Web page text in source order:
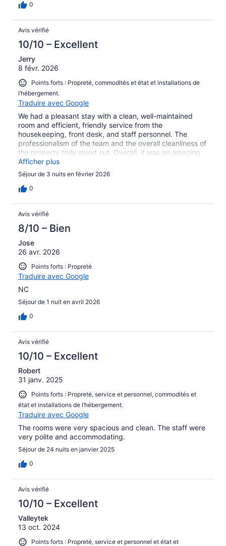
0
Avis vérifié
10/10 – Excellent
Jerry
8 févr. 2026
Points forts : Propreté, commodités et état et installations de
l’hébergement.
Traduire avec Google
We had a pleasant stay with a clean, well-maintained
room and efficient, friendly service from the
housekeeping, front desk, and staff personnel. The
professionalism of the team and the overall cleanliness of
the property truly stood out. Overall, it was an amazing
experience. The location is excellent, with easy access to
restaurants and a shopping mall. I would definitely love
to stay here again on my next visit.
Afficher plus
Séjour de 3 nuits en février 2026
0
Avis vérifié
8/10 – Bien
Jose
26 avr. 2026
Points forts : Propreté
Traduire avec Google
NC
Séjour de 1 nuit en avril 2026
0
Avis vérifié
10/10 – Excellent
Robert
31 janv. 2025
Points forts : Propreté, service et personnel, commodités et
état et installations de l’hébergement.
Traduire avec Google
The rooms were very spacious and clean. The staff were
very polite and accommodating.
Séjour de 24 nuits en janvier 2025
0
Avis vérifié
10/10 – Excellent
Valleytek
13 oct. 2024
Points forts : Propreté, service et personnel et état et